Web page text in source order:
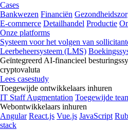
Cases
Bankwezen Financiën
E-commerce Detailhandel Productie
Onze platforms
Systeem voor het volgen van
Leerbeheersysteem (LMS)
Geïntegreerd AI-financieel
cryptovaluta
Lees casestudy
Toegewijde ontwikkelaars inhuren
IT Staff Augmentation Toegewijde
Webontwikkelaars inhuren
Angular React.js Vue.js JavaScript
stack